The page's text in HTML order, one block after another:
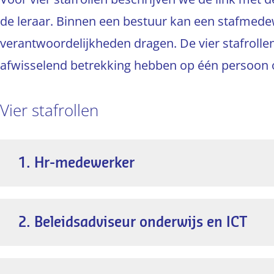
de leraar. Binnen een bestuur kan een
verantwoordelijkheden dragen. De vier
afwisselend betrekking hebben op één
Vier stafrollen
1. Hr-medewerker
hr-beleid. Via de hr-gesprekscyclus kunnen
2. Beleidsadviseur onderwijs en ICT